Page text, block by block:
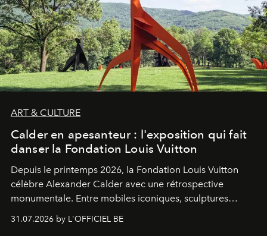
ART & CULTURE
Calder en apesanteur : l'exposition qui fait
danser la Fondation Louis Vuitton
Depuis le printemps 2026, la Fondation Louis Vuitton
célèbre Alexander Calder avec une rétrospective
monumentale. Entre mobiles iconiques, sculptures
monumentales et poésie du mouvement, l'artiste
américain investit les espaces imaginés par Frank Gehry
31.07.2026 by L'OFFICIEL BE